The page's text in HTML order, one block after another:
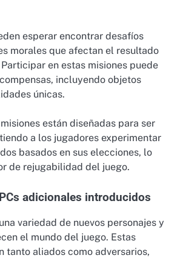
esperar encontrar desafíos
morales que afectan el resultado
en estas misiones puede
incluyendo objetos
únicas.
están diseñadas para ser
a los jugadores experimentar
basados en sus elecciones, lo
de rejugabilidad del juego.
adicionales introducidos
variedad de nuevos personajes y
el mundo del juego. Estas
tanto aliados como adversarios,